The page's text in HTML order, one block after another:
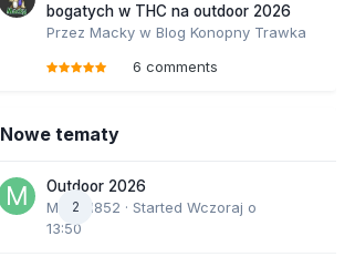
bogatych w THC na outdoor 2026
Przez Macky w Blog Konopny Trawka
6 comments
Nowe tematy
2
Outdoor 2026
Marcel852 · Started Wczoraj o
13:50